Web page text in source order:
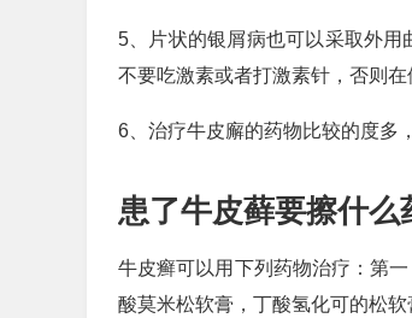
5、片状的银屑病也可以采取外
不要吃激素或者打激素针，否则
6、治疗牛皮廨的药物比较的度多
患了牛皮藓要擦什么
牛皮癣可以用下列药物治疗：第
酸莫米松软膏，丁酸氢化可的松软